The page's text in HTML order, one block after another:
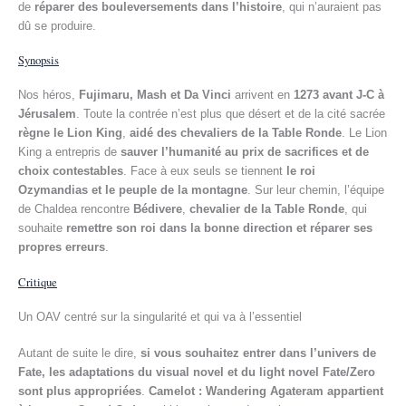
de réparer des bouleversements dans l’histoire , qui n’auraient pas
dû se produire.
Synopsis
Nos héros, Fujimaru, Mash et Da Vinci arrivent en 1273 avant J-C à
Jérusalem. Toute la contrée n’est plus que désert et de la cité sacrée
règne le Lion King, aidé des chevaliers de la Table Ronde. Le Lion
King a entrepris de sauver l’humanité au prix de sacrifices et de
choix contestables. Face à eux seuls se tiennent le roi
Ozymandias et le peuple de la montagne. Sur leur chemin, l’équipe
de Chaldea rencontre Bédivere, chevalier de la Table Ronde, qui
souhaite remettre son roi dans la bonne direction et réparer ses
propres erreurs.
Critique
Un OAV centré sur la singularité et qui va à l’essentiel
Autant de suite le dire, si vous souhaitez entrer dans l’univers de
Fate, les adaptations du visual novel et du light novel Fate/Zero
sont plus appropriées Camelot : Wandering Agateram appartient